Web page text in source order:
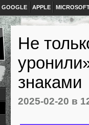
GOOGLE APPLE
Не
знаками
2025-02-20 в